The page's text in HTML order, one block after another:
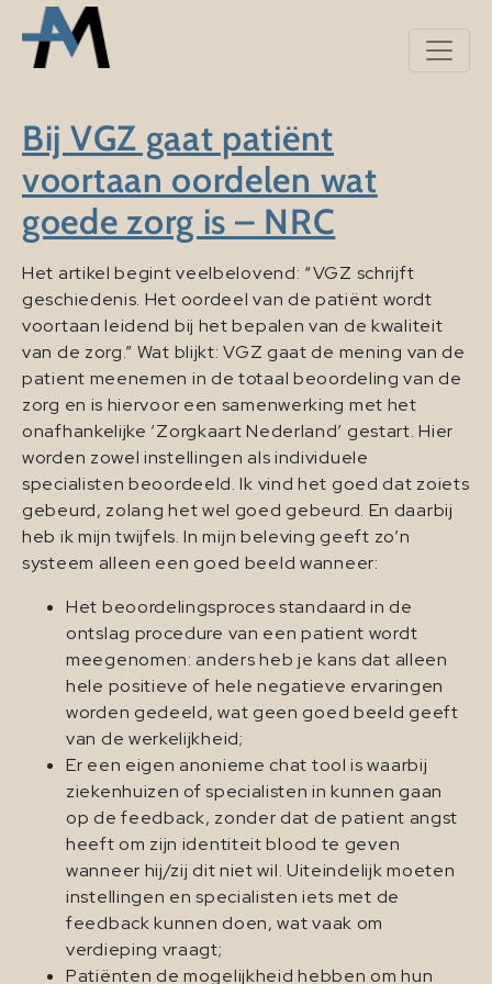
Bij VGZ gaat patiënt
voortaan oordelen wat
goede zorg is – NRC
Het artikel begint veelbelovend: “VGZ schrijft
geschiedenis. Het oordeel van de patiënt wordt
voortaan leidend bij het bepalen van de kwaliteit
van de zorg.” Wat blijkt: VGZ gaat de mening van de
patient meenemen in de totaal beoordeling van de
zorg en is hiervoor een samenwerking met het
onafhankelijke ‘Zorgkaart Nederland’ gestart. Hier
worden zowel instellingen als individuele
specialisten beoordeeld. Ik vind het goed dat zoiets
gebeurd, zolang het wel goed gebeurd. En daarbij
heb ik mijn twijfels. In mijn beleving geeft zo’n
systeem alleen een goed beeld wanneer:
Het beoordelingsproces standaard in de
ontslag procedure van een patient wordt
meegenomen: anders heb je kans dat alleen
hele positieve of hele negatieve ervaringen
worden gedeeld, wat geen goed beeld geeft
van de werkelijkheid;
Er een eigen anonieme chat tool is waarbij
ziekenhuizen of specialisten in kunnen gaan
op de feedback, zonder dat de patient angst
heeft om zijn identiteit blood te geven
wanneer hij/zij dit niet wil. Uiteindelijk moeten
instellingen en specialisten iets met de
feedback kunnen doen, wat vaak om
verdieping vraagt;
Patiënten de mogelijkheid hebben om hun